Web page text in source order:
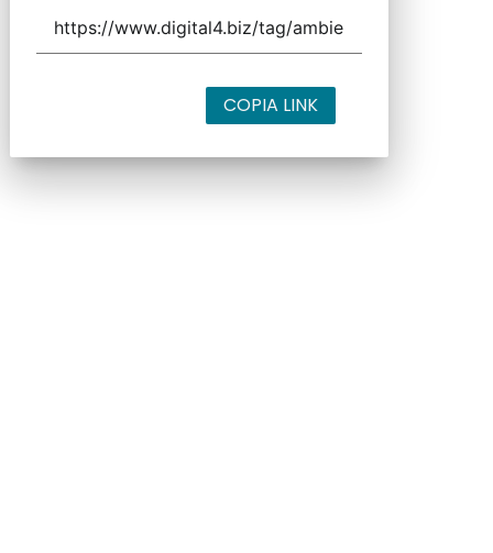
COPIA LINK